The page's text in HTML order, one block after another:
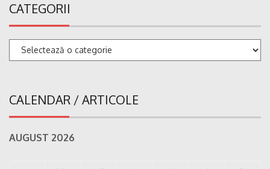
CATEGORII
Categorii
CALENDAR / ARTICOLE
AUGUST 2026